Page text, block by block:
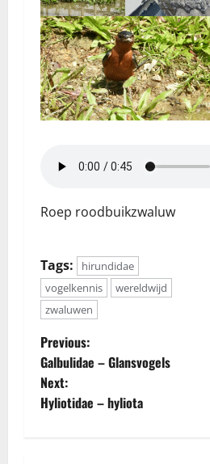
Roep roodbuikzwaluw
Tags:
hirundidae
vogelkennis
wereldwijd
zwaluwen
P
o
s
Previous:
Galbulidae – Glansvogels
Next:
Hyliotidae – hyliota